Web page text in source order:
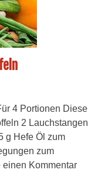
4 Portionen Diese
2 Lauchstangen
g Hefe Öl zum
zum
einen Kommentar